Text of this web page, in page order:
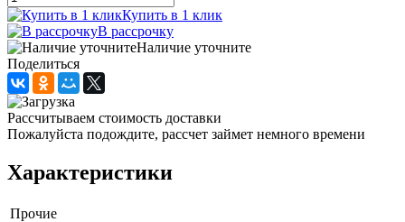
Купить в 1 клик
В рассрочку
Наличие уточните
Поделиться
Рассчитываем стоимость доставки
Пожалуйста подождите, рассчет займет немного времени
Характеристики
Прочие